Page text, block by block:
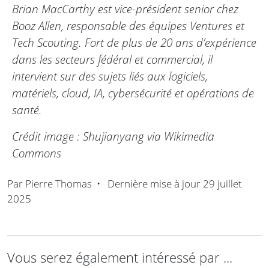
Brian MacCarthy est vice-président senior chez
Booz Allen, responsable des équipes Ventures et
Tech Scouting. Fort de plus de 20 ans d’expérience
dans les secteurs fédéral et commercial, il
intervient sur des sujets liés aux logiciels,
matériels, cloud, IA, cybersécurité et opérations de
santé.
Crédit image : Shujianyang via Wikimedia
Commons
Par Pierre Thomas • Dernière mise à jour 29 juillet
2025
Vous serez également intéressé par ...